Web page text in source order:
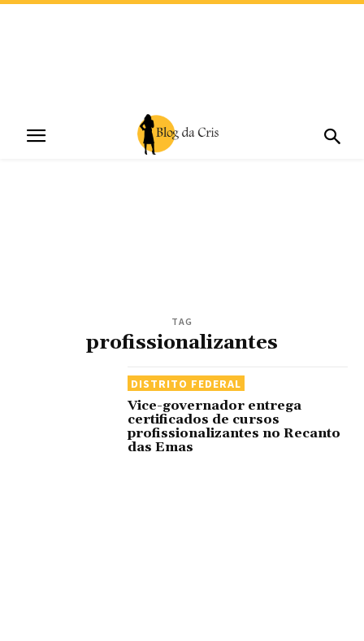
TAG
profissionalizantes
DISTRITO FEDERAL
Vice-governador entrega
certificados de cursos
profissionalizantes no Recanto
das Emas